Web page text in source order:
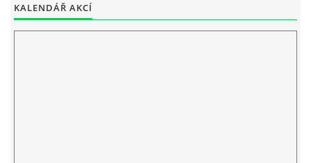
PROHLÁŠENÍ O OCHRANĚ OSOBNÍCH ÚDAJŮ
KALENDÁŘ AKCÍ